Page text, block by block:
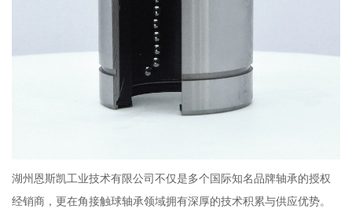
湖州恩斯凯工业技术有限公司不仅是多个国际知名品牌轴承的授权
经销商，更在角接触球轴承领域拥有深厚的技术积累与供应优势。